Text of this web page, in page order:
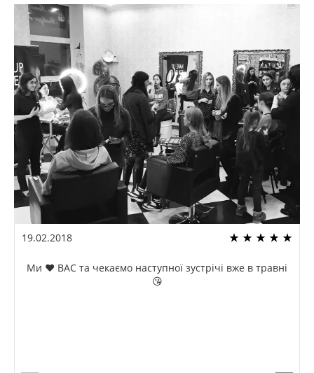
19.02.2018
Ми ❤️ ВАС та чекаємо наступної зустрічі вже в травні
😘